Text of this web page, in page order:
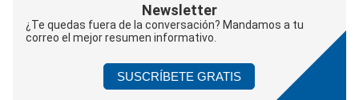
Newsletter
¿Te quedas fuera de la conversación? Mandamos a tu
correo el mejor resumen informativo.
SUSCRÍBETE GRATIS